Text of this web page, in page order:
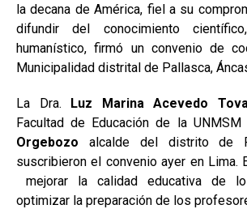
la decana de América, fiel a su
difundir del conocimiento
humanístico, firmó un convenio de
Municipalidad distrital de Pallasca,
La Dra. Luz Marina Acevedo
Facultad de Educación de la UNMSM
Orgebozo alcalde del distrito de
suscribieron el convenio ayer en Lima.
mejorar la calidad educativa de
optimizar la preparación de los